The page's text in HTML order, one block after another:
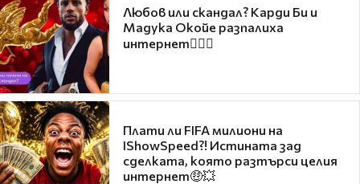
Любов или скандал? Карди Би и
Мадука Окойе разпалиха
интернет❤️‍🔥🔥
Плати ли FIFA милиони на
IShowSpeed?! Истината зад
сделката, която разтърси целия
интернет🤑💥